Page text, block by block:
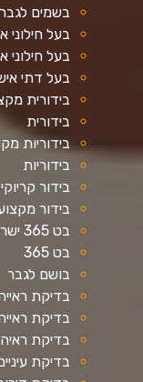
בשמים
בעל חילוני
בעל חילוני
בעל דתי
בידורית
בידורית
בידוריות
בידוריות
בידור קריוקי
בידור
בט 365 ישראל
בט 365
בושם לגבר
בדיקת
בדיקת
בדיקת
בדיקת